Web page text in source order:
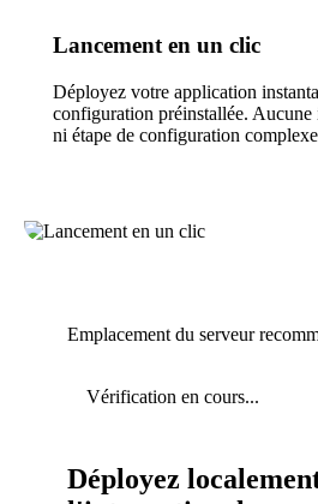
Lancement en un clic
Déployez votre application
configuration préinstallée.
ni étape de configuration
Emplacement du serveur
Vérification en cours...
Déployez